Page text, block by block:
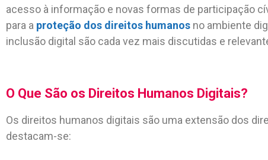
acesso à informação e novas formas de participação
para a proteção dos direitos humanos no ambiente
inclusão digital são cada vez mais discutidas e
O Que São os Direitos Humanos Digitais?
Os direitos humanos digitais são uma extensão dos
destacam-se: